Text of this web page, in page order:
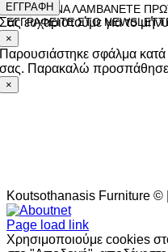
ΘΕΛΕΤΕ ΝΑ ΛΑΜΒΑΝΕΤΕ
ΕΓΓΡΑΦΕΙΤΕ ΣΤΟ
ΕΓΓΡΑΦΗ
Σας ευχαριστούμε για το
×
Παρουσιάστηκε σφάλμα
σας. Παρακαλώ προσπάθησε
×
Koutsothanasis Furniture ©
Page load link
Χρησιμοποιούμε cookies